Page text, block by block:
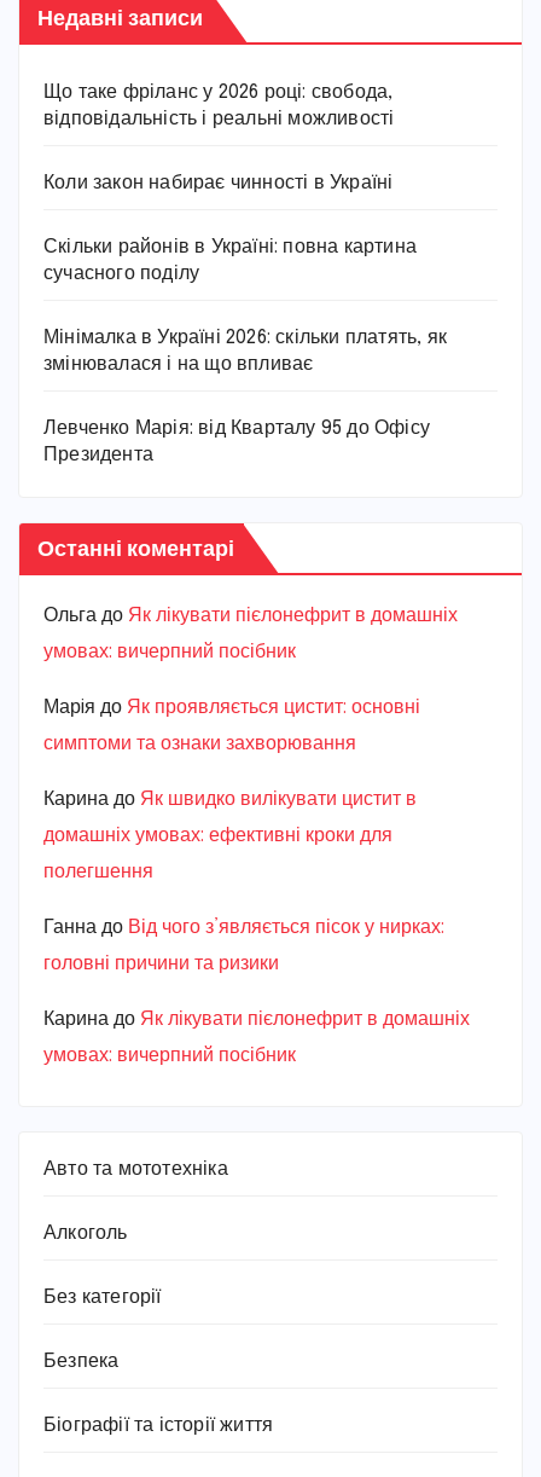
Недавні записи
Що таке фріланс у 2026 році: свобода,
відповідальність і реальні можливості
Коли закон набирає чинності в Україні
Скільки районів в Україні: повна картина
сучасного поділу
Мінімалка в Україні 2026: скільки платять, як
змінювалася і на що впливає
Левченко Марія: від Кварталу 95 до Офісу
Президента
Останні коментарі
Ольга до Як лікувати пієлонефрит в домашніх
умовах: вичерпний посібник
Марiя до Як проявляється цистит: основні
симптоми та ознаки захворювання
Карина до Як швидко вилікувати цистит в
домашніх умовах: ефективні кроки для
полегшення
Ганна до Від чого з’являється пісок у нирках:
головні причини та ризики
Карина до Як лікувати пієлонефрит в домашніх
умовах: вичерпний посібник
Авто та мототехніка
Алкоголь
Без категорії
Безпека
Біографії та історії життя